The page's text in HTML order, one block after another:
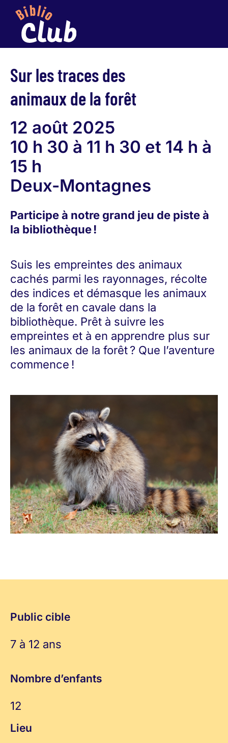
Sur les traces des
animaux de la forêt
12 août 2025
10 h 30 à 11 h 30 et 14 h à
15 h
Deux-Montagnes
Participe à notre grand jeu de piste à
la bibliothèque !
Suis les empreintes des animaux
cachés parmi les rayonnages, récolte
des indices et démasque les animaux
de la forêt en cavale dans la
bibliothèque. Prêt à suivre les
empreintes et à en apprendre plus sur
les animaux de la forêt ? Que l’aventure
commence !
Public cible
7 à 12 ans
Nombre d’enfants
12
Lieu